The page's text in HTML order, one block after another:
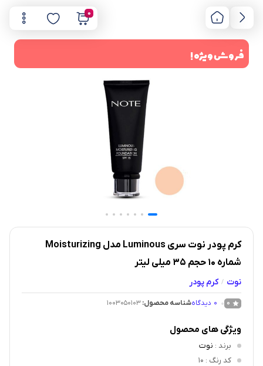
0
فروش ویژه !
کرم پودر نوت سری Luminous مدل Moisturizing
شماره 10 حجم 35 میلی لیتر
نوت / کرم پودر
0
0 دیدگاهشناسه محصول:1003050103
ویژگی های محصول
برند : نوت
کد رنگ : 10